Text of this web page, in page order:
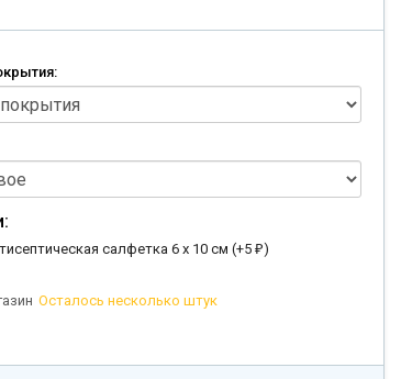
салфетка 6 х 10 см (+5 ₽)
Осталось несколько штук